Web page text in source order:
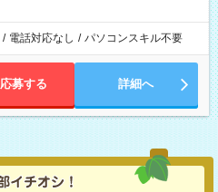
/ 電話対応なし / パソコンスキル不要
応募する 詳細へ